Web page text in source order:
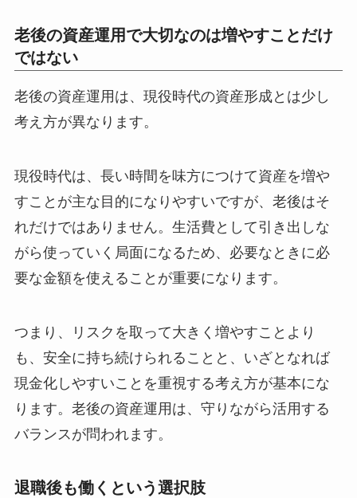
老後の資産運用で大切なのは増やすことだけ
ではない
老後の資産運用は、現役時代の資産形成とは少し
考え方が異なります。
現役時代は、長い時間を味方につけて資産を増や
すことが主な目的になりやすいですが、老後はそ
れだけではありません。生活費として引き出しな
がら使っていく局面になるため、必要なときに必
要な金額を使えることが重要になります。
つまり、リスクを取って大きく増やすことより
も、安全に持ち続けられることと、いざとなれば
現金化しやすいことを重視する考え方が基本にな
ります。老後の資産運用は、守りながら活用する
バランスが問われます。
退職後も働くという選択肢